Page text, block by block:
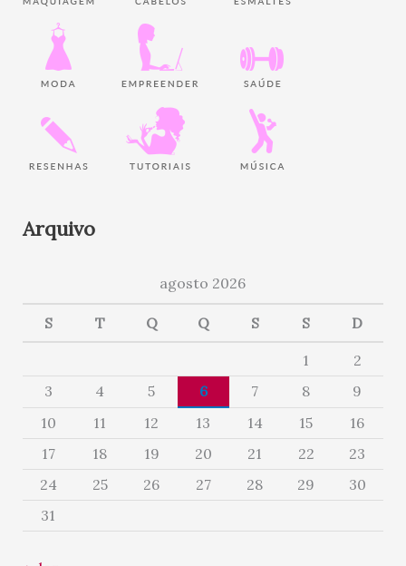
Arquivo
agosto 2026
S T Q Q S S D
1
2
3
4 5 6 7 8
9
10
11 12 13 14 15
16
17
18 19 20 21 22
23
24
25 26 27 28 29
30
31